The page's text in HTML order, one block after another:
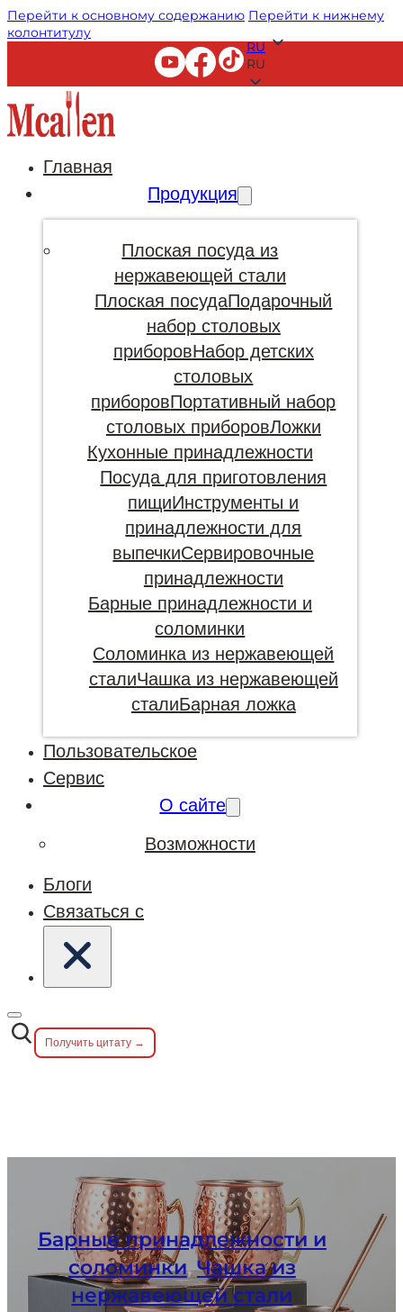
Перейти к основному содержанию Перейти к нижнему
колонтитулу
RU
RU
Главная
Продукция
Плоская посуда из
нержавеющей стали
Плоская посудаПодарочный
набор столовых
приборовНабор детских
столовых
приборовПортативный набор
столовых приборовЛожки
Кухонные принадлежности
Посуда для приготовления
пищиИнструменты и
принадлежности для
выпечкиСервировочные
принадлежности
Барные принадлежности и
соломинки
Соломинка из нержавеющей
сталиЧашка из нержавеющей
сталиБарная ложка
Пользовательское
Сервис
О сайте
Возможности
Блоги
Связаться с
Получить цитату →
Барные принадлежности и
соломинки,Чашка из
нержавеющей стали